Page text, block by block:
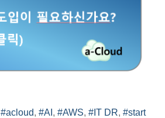
#acloud, #AI , #AWS, #IT DR, #start